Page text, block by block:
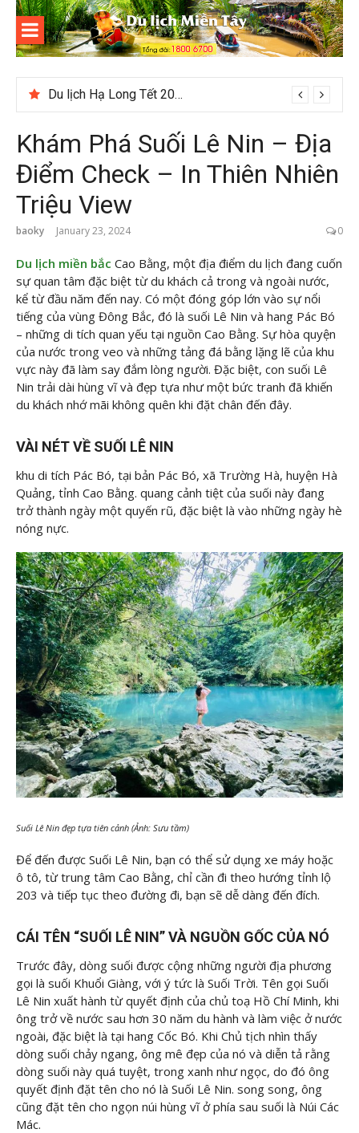
Skip
content
Du lịch
Miền Tây
Du lịch Hạ Long Tết 2026: Hành trình khám phá di sản nổi tiếng
Khám Phá Suối Lê Nin – Địa
Điểm Check – In Thiên Nhiên
Triệu View
baoky January 23, 2024 0
Du lịch miền bắc Cao Bằng, một địa điểm du lịch đang cuốn
sự quan tâm đặc biệt từ du khách cả trong và ngoài nước,
kể từ đầu năm đến nay. Có một đóng góp lớn vào sự nổi
tiếng của vùng Đông Bắc, đó là suối Lê Nin và hang Pác Bó
– những di tích quan yếu tại nguồn Cao Bằng. Sự hòa quyện
của nước trong veo và những tảng đá bằng lặng lẽ của khu
vực này đã làm say đắm lòng người. Đặc biệt, con suối Lê
Nin trải dài hùng vĩ và đẹp tựa như một bức tranh đã khiến
du khách nhớ mãi không quên khi đặt chân đến đây.
VÀI NÉT VỀ SUỐI LÊ NIN
khu di tích Pác Bó, tại bản Pác Bó, xã Trường Hà, huyện Hà
Quảng, tỉnh Cao Bằng. quang cảnh tiệt của suối này đang
trở thành ngày một quyến rũ, đặc biệt là vào những ngày hè
nóng nực.
Suối Lê Nin đẹp tựa tiên cảnh (Ảnh: Sưu tầm)
Để đến được Suối Lê Nin, bạn có thể sử dụng xe máy hoặc
ô tô, từ trung tâm Cao Bằng, chỉ cần đi theo hướng tỉnh lộ
203 và tiếp tục theo đường đi, bạn sẽ dễ dàng đến đích.
CÁI TÊN “SUỐI LÊ NIN” VÀ NGUỒN GỐC CỦA NÓ
Trước đây, dòng suối được cộng những người địa phương
gọi là suối Khuổi Giàng, với ý tức là Suối Trời. Tên gọi Suối
Lê Nin xuất hành từ quyết định của chủ toạ Hồ Chí Minh, khi
ông trở về nước sau hơn 30 năm du hành và làm việc ở nước
ngoài, đặc biệt là tại hang Cốc Bó. Khi Chủ tịch nhìn thấy
dòng suối chảy ngang, ông mê đẹp của nó và diễn tả rằng
dòng suối này quá tuyệt, trong xanh như ngọc, do đó ông
quyết định đặt tên cho nó là Suối Lê Nin. song song, ông
cũng đặt tên cho ngọn núi hùng vĩ ở phía sau suối là Núi Các
Mác.